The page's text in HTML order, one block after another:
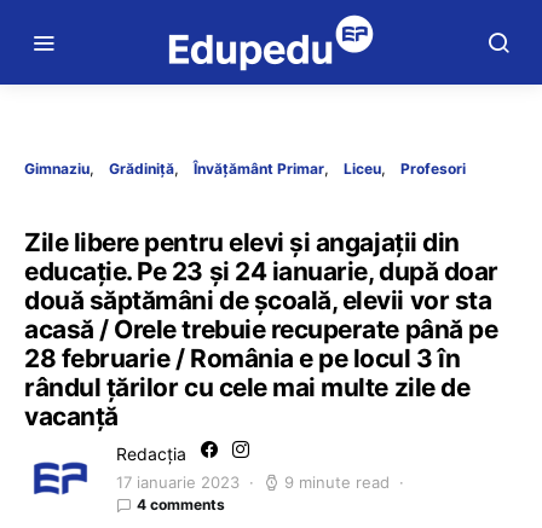
Gimnaziu Grădiniță Învățământ Primar Liceu Profesori
Zile libere pentru elevi și angajații din
educație. Pe 23 și 24 ianuarie, după doar
două săptămâni de școală, elevii vor sta
acasă / Orele trebuie recuperate până pe
28 februarie / România e pe locul 3 în
rândul țărilor cu cele mai multe zile de
vacanță
Redacția
17 ianuarie 2023 9 minute read
4 comments